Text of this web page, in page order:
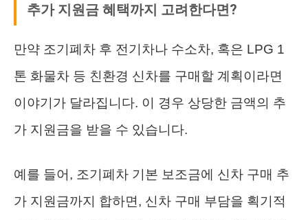
추가 지원금 혜택까지 고려한다면?
만약 조기폐차 후 전기차나 수소차, 혹은 LPG 1
톤 화물차 등 친환경 신차를 구매할 계획이라면
이야기가 달라집니다. 이 경우 상당한 금액의 추
가 지원금을 받을 수 있습니다.
예를 들어, 조기폐차 기본 보조금에 신차 구매 추
가 지원금까지 합하면, 신차 구매 부담을 획기적